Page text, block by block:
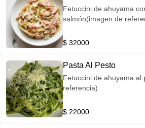
Fetuccini de ahuyama
salmón(imagen de
$ 32000
Pasta Al Pesto
Fetuccini de ahuyama al
referencia)
$ 22000